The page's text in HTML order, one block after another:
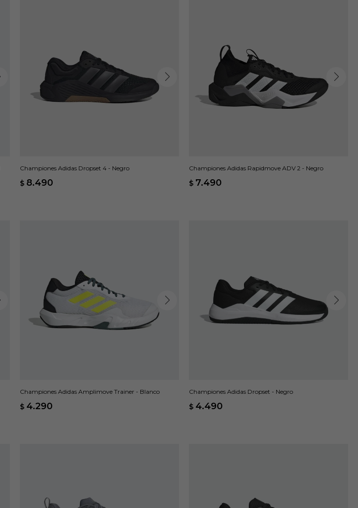
Championes Adidas Dropset 4 - Negro
$ 8.490
Championes Adidas Rapidmove ADV 2 - Negro
$ 7.490
Championes Adidas Amplimove Trainer - Blanco
$ 4.290
Championes Adidas Dropset - Negro
$ 4.490